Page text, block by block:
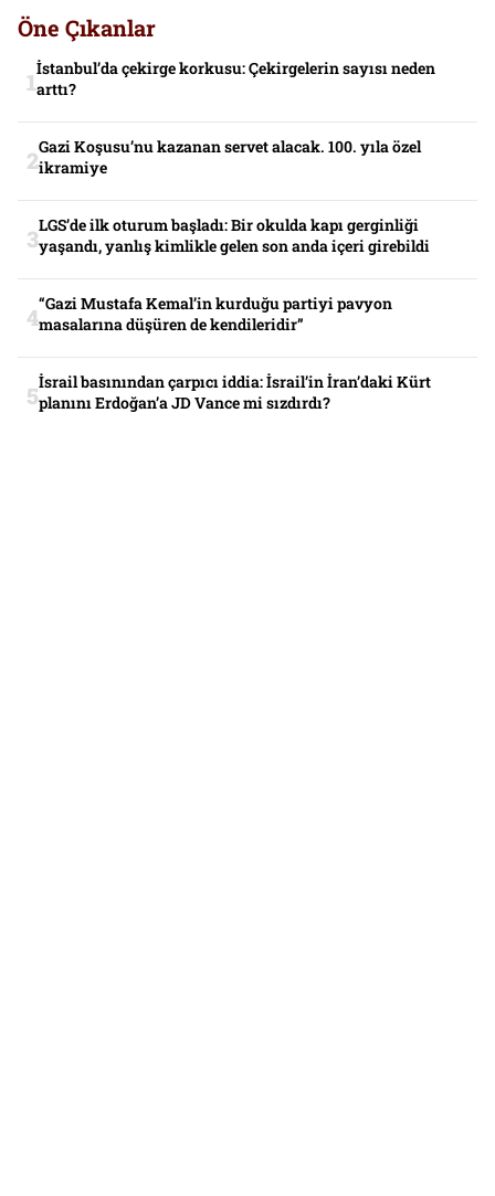
Öne Çıkanlar
İstanbul’da çekirge korkusu: Çekirgelerin sayısı neden
arttı?
Gazi Koşusu’nu kazanan servet alacak. 100. yıla özel
ikramiye
LGS’de ilk oturum başladı: Bir okulda kapı gerginliği
yaşandı, yanlış kimlikle gelen son anda içeri girebildi
“Gazi Mustafa Kemal’in kurduğu partiyi pavyon
masalarına düşüren de kendileridir”
İsrail basınından çarpıcı iddia: İsrail’in İran’daki Kürt
planını Erdoğan’a JD Vance mi sızdırdı?